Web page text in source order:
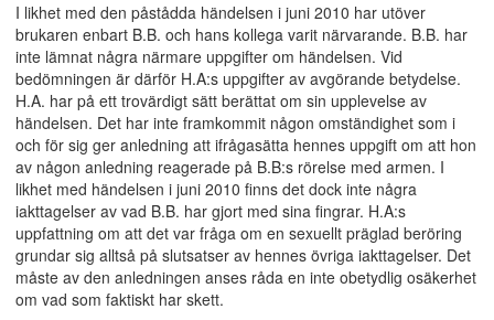
I likhet med den påstådda händelsen i juni 2010 har utöver
brukaren enbart B.B. och hans kollega varit närvarande. B.B. har
inte lämnat några närmare uppgifter om händelsen. Vid
bedömningen är därför H.A:s uppgifter av avgörande betydelse.
H.A. har på ett trovärdigt sätt berättat om sin upplevelse av
händelsen. Det har inte framkommit någon omständighet som i
och för sig ger anledning att ifrågasätta hennes uppgift om att hon
av någon anledning reagerade på B.B:s rörelse med armen. I
likhet med händelsen i juni 2010 finns det dock inte några
iakttagelser av vad B.B. har gjort med sina fingrar. H.A:s
uppfattning om att det var fråga om en sexuellt präglad beröring
grundar sig alltså på slutsatser av hennes övriga iakttagelser. Det
måste av den anledningen anses råda en inte obetydlig osäkerhet
om vad som faktiskt har skett.